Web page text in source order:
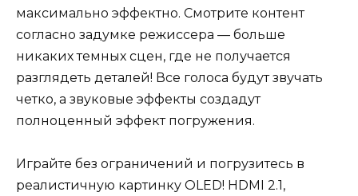
максимально эффектно. Смотрите контент
согласно задумке режиссера — больше
никаких темных сцен, где не получается
разглядеть деталей! Все голоса будут звучать
четко, а звуковые эффекты создадут
полноценный эффект погружения.
Играйте без ограничений и погрузитесь в
реалистичную картинку OLED! HDMI 2.1,